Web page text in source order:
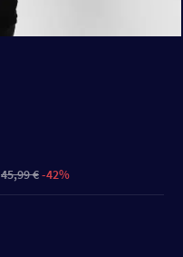
45,99 €-42%